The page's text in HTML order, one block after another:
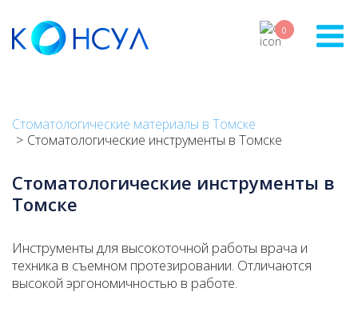
main
content
0
Стоматологические материалы в Томске
Стоматологические инструменты в Томске
Стоматологические инструменты в
Томске
Инструменты для высокоточной работы врача и
техника в съемном протезировании. Отличаются
высокой эргономичностью в работе.